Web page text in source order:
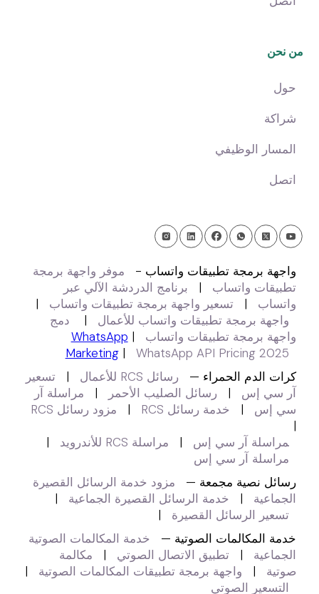
من نحن
حول
شراكة
المسار الوظيفي
اتصل
واجهة برمجة تطبيقات واتساب -
موفر واجهة برمجة
تطبيقات واتساب
|
برنامج الدردشة الآلي عبر
واتساب
| تسعير واجهة برمجة تطبيقات واتساب
|
واجهة برمجة تطبيقات واتساب للأعمال
|
دمج
واجهة برمجة تطبيقات واتساب
|
WhatsApp
Marketing|
WhatsApp API Pricing 2025
كرات الدم الحمراء —
رسائل RCS للأعمال |
تسعير
آر سي إس
| رسائل الصليب الأحمر |
مراسلة آر
سي إس
| خدمة رسائل RCS |
مزود رسائل RCS
|
مراسلة آر سي إس
| مراسلة RCS للأندرويد
|
مراسلة آر سي إس
رسائل نصية مجمعة —
مزود خدمة الرسائل القصيرة
الجماعية
| خدمة الرسائل القصيرة الجماعية
|
تسعير الرسائل القصيرة
|
خدمة المكالمات الصوتية —
خدمة المكالمات الصوتية
الجماعية
| تطبيق الاتصال الصوتي |
مكالمة
صوتية
| واجهة برمجة تطبيقات المكالمات الصوتية
|
التسعير الصوتي